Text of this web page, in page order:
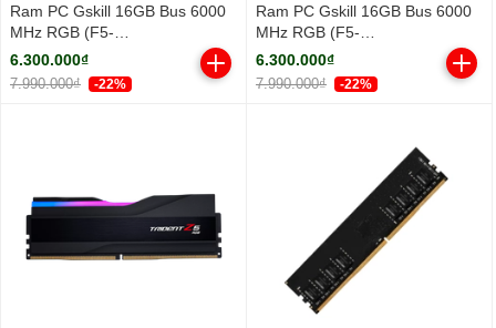
Ram PC Gskill 16GB Bus 6000
MHz RGB (F5-
6000J3636F16GX1-TZ5RW)
6.300.000₫
7.990.000₫ -22%
Ram PC Gskill 16GB Bus 6000
MHz RGB (F5-
6000J3636F16GX1-TZ5RS)
6.300.000₫
7.990.000₫ -22%